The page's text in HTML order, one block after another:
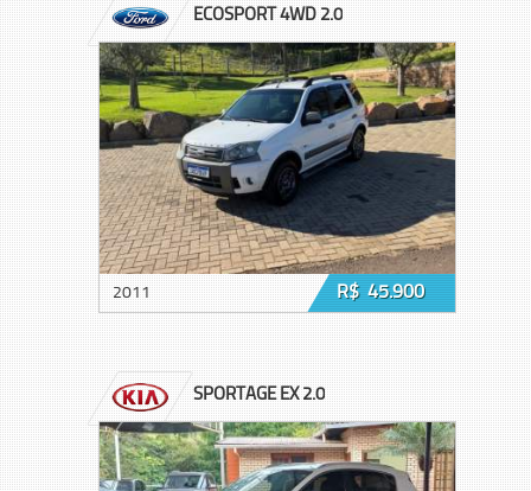
ECOSPORT 4WD 2.0
2011 R$ 45.900
SPORTAGE EX 2.0